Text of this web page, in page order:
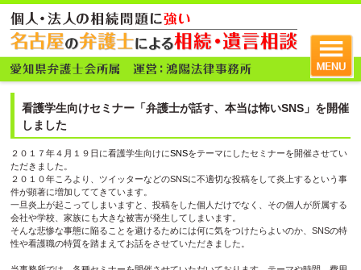
看護学生向けセミナー「弁護士が話す、本当は怖いSNS」を開催
しました
２０１７年４月１９日に看護学生向けにSNSをテーマにしたセミナーを開催させてい
ただきました。
２０１０年ころより、ツイッターなどのSNSに不適切な投稿をして炎上するという事
件が顕著に増加しててきています。
一旦炎上が起こってしまいますと、投稿をした個人だけでなく、その個人が所属する
会社や学校、家族にも大きな被害が発生してしまいます。
そんな悲惨な事態に陥ることを避けるためには何に気をつけたらよいのか、SNSの特
性や看護職の特質を踏まえてお話をさせていただきました。